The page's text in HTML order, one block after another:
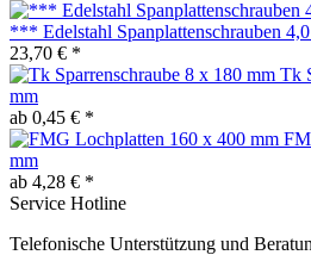
*** Edelstahl Spanplattenschrauben
23,70 € *
Tk
mm
ab 0,45 € *
mm
ab 4,28 € *
Service Hotline
Telefonische Unterstützung und